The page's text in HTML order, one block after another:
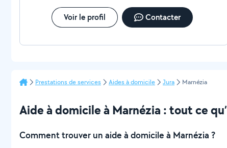
Voir le profil Contacter
Prestations de services Aides à domicile Jura Marnézia
Aide à domicile à Marnézia : tout ce
Comment trouver un aide à domicile à Marnézia ?